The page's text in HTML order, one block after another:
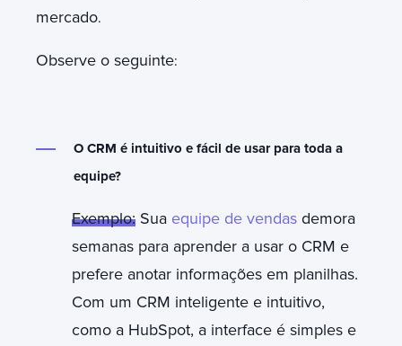
mercado.
Observe o seguinte:
O CRM é intuitivo e fácil de usar para toda a
equipe?
Exemplo: Sua equipe de vendas demora
semanas para aprender a usar o CRM e
prefere anotar informações em planilhas.
Com um CRM inteligente e intuitivo,
como a HubSpot, a interface é simples e